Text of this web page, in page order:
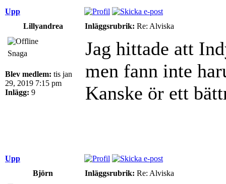
Upp
Lillyandrea
Inläggsrubrik: Re: Alviska
Snaga
Blev medlem: tis jan
29, 2019 7:15 pm
Inlägg: 9
Jag hittade att
men fann inte
Kanske ör ett
Upp
Björn
Inläggsrubrik: Re: Alviska